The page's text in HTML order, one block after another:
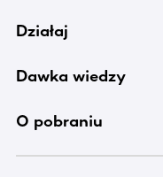
Działaj
Dawka wiedzy
O pobraniu